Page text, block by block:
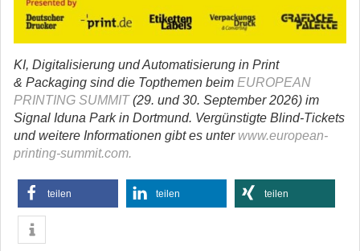
KI, Digitalisierung und Automatisierung in Print
& Packaging sind die Topthemen beim EUROPEAN
PRINTING SUMMIT(29. und 30. September 2026) im
Signal Iduna Park in Dortmund. Vergünstigte Blind-Tickets
und weitere Informationen gibt es unter www.european-
printing-summit.com.
teilen teilen teilen